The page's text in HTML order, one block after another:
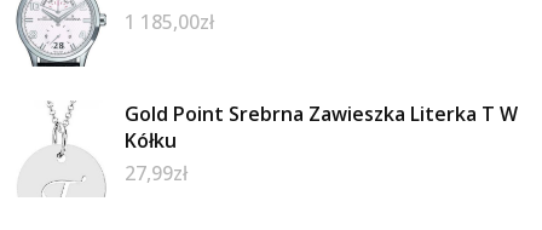
1 185,00zł
Gold Point Srebrna Zawieszka Literka T W
Kółku
27,99zł